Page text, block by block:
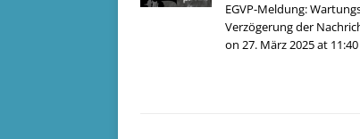
EGVP-Meldung:
Verzögerung der
on 27. März 2025 at 11:40